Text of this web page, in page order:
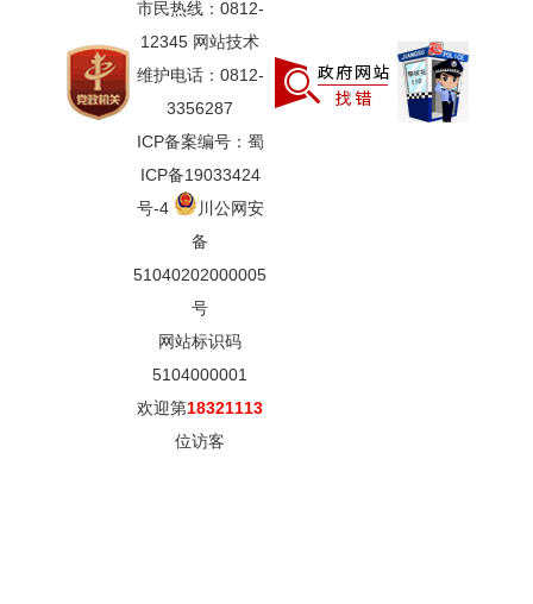
市民热线：0812-
12345 网站技术
维护电话：0812-
3356287
ICP备案编号：蜀
ICP备19033424
号-4
川公网安
备
51040202000005
号
网站标识码
5104000001
欢迎第18321113
位访客